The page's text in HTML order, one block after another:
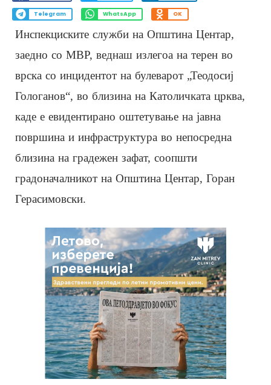
Telegram WhatsApp OK
Инспекциските служби на Општина Центар,
заедно со МВР, веднаш излегоа на терен во
врска со инцидентот на булеварот „Теодосиј
Гологанов“, во близина на Католичката црква,
каде е евидентирано оштетување на јавна
површина и инфраструктура во непосредна
близина на градежен зафат, соопшти
градоначалникот на Општина Центар, Горан
Герасимовски.